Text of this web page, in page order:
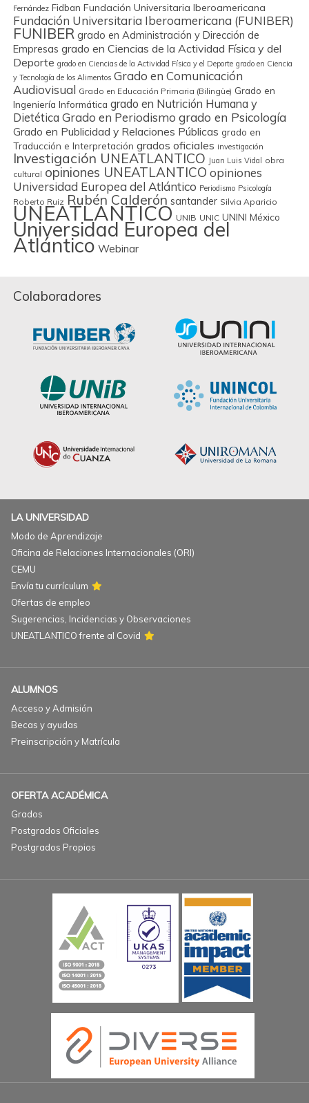
Fernández Fidban Fundación Universitaria Iberoamericana
Fundación Universitaria Iberoamericana (FUNIBER)
FUNIBER grado en Administración y Dirección de
Empresas grado en Ciencias de la Actividad Física y del
Deporte grado en Ciencias de la Actividad Física y el Deporte grado en Ciencia
y Tecnología de los Alimentos Grado en Comunicación
Audiovisual Grado en Educación Primaria (Bilingüe) Grado en
Ingeniería Informática grado en Nutrición Humana y
Dietética Grado en Periodismo grado en Psicología
Grado en Publicidad y Relaciones Públicas grado en
Traducción e Interpretación grados oficiales investigación
Investigación UNEATLANTICO Juan Luis Vidal obra
cultural opiniones UNEATLANTICO opiniones
Universidad Europea del Atlántico Periodismo Psicología
Roberto Ruiz Rubén Calderón santander Silvia Aparicio
UNEATLANTICO UNIB UNIC UNINI México
Universidad Europea del
Atlántico Webinar
Colaboradores
LA UNIVERSIDAD
Modo de Aprendizaje
Oficina de Relaciones Internacionales (ORI)
CEMU
Envía tu currículum
Ofertas de empleo
Sugerencias, Incidencias y Observaciones
UNEATLANTICO frente al Covid
ALUMNOS
Acceso y Admisión
Becas y ayudas
Preinscripción y Matrícula
OFERTA ACADÉMICA
Grados
Postgrados Oficiales
Postgrados Propios